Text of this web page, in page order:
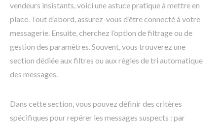
vendeurs insistants, voici une astuce pratique à mettre en
place. Tout d’abord, assurez-vous d’être connecté à votre
messagerie. Ensuite, cherchez l’option de filtrage ou de
gestion des paramètres. Souvent, vous trouverez une
section dédiée aux filtres ou aux règles de tri automatique
des messages.
Dans cette section, vous pouvez définir des critères
spécifiques pour repérer les messages suspects : par